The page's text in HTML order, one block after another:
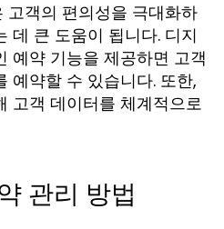
고객의 편의성을 극대화하
데 큰 도움이 됩니다. 디지
예약 기능을 제공하면 고객
예약할 수 있습니다. 또한,
고객 데이터를 체계적으로
관리 방법